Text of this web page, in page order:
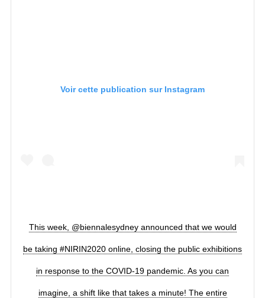
Voir cette publication sur Instagram
This week, @biennalesydney announced that we would
be taking #NIRIN2020 online, closing the public exhibitions
in response to the COVID-19 pandemic. As you can
imagine, a shift like that takes a minute! The entire